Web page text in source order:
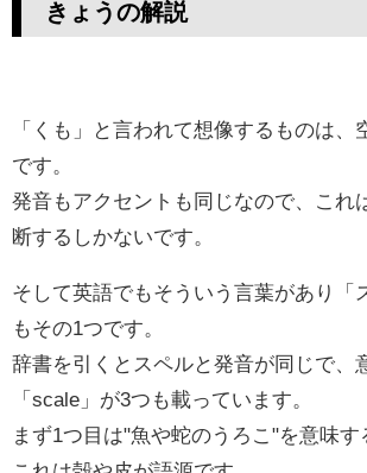
きょうの解説
「くも」と言われて想像するものは、
です。
発音もアクセントも同じなので、これ
断するしかないです。
そして英語でもそういう言葉があり「
もその1つです。
辞書を引くとスペルと発音が同じで、
「scale」が3つも載っています。
まず1つ目は"魚や蛇のうろこ"を意味す